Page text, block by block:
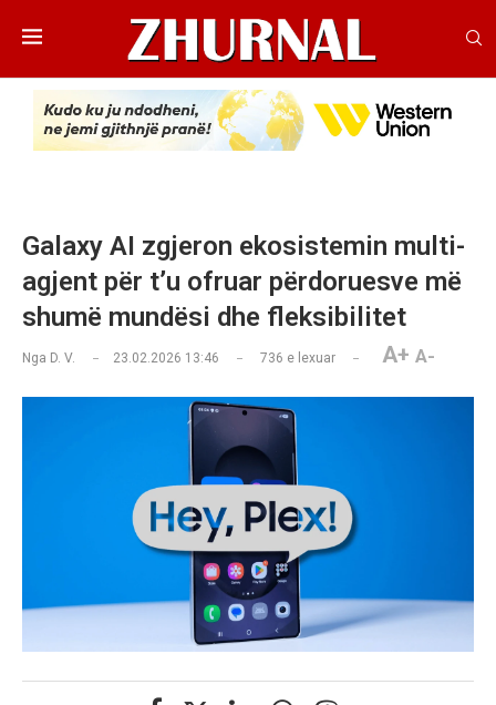
Galaxy AI zgjeron ekosistemin multi-
agjent për t’u ofruar përdoruesve më
shumë mundësi dhe fleksibilitet
Nga D. V. 23.02.2026 13:46 736 e lexuar A+ A-